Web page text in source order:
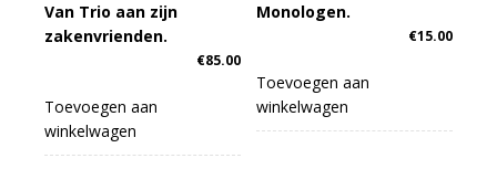
Van Trio aan zijn
zakenvrienden.
€85.00
Toevoegen aan
winkelwagen
Monologen.
€15.00
Toevoegen aan
winkelwagen